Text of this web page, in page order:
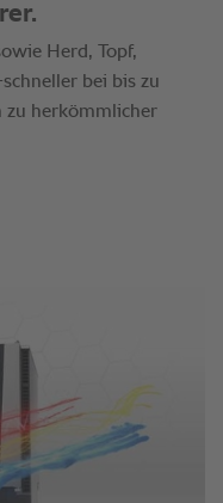
Herd, Topf,
bei bis zu
zu herkömmlicher